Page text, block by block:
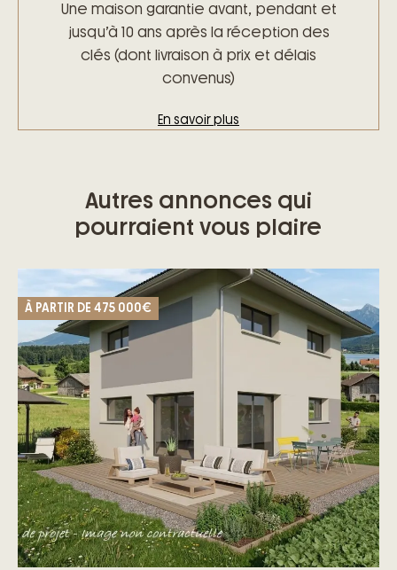
Une maison garantie avant, pendant et
jusqu’à 10 ans après la réception des
clés (dont livraison à prix et délais
convenus)
En savoir plus
Autres annonces qui
pourraient vous plaire
À PARTIR DE 475 000€